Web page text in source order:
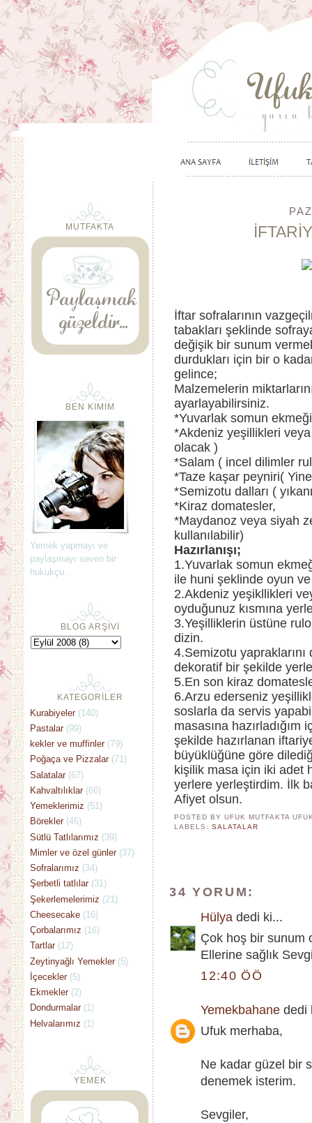
İftar sofralarının
tabakları şeklinde
değişik bir sunum
durdukları için bir o
gelince;
Malzemelerin
ayarlayabilirsiniz.
*Yuvarlak somun
*Akdeniz yeşillikleri veya
olacak )
*Salam ( incel dilimler
*Taze kaşar peyniri(
*Semizotu dalları (
*Kiraz domatesler,
*Maydanoz veya siyah
kullanılabilir)
Hazırlanışı;
1.Yuvarlak somun
ile huni şeklinde oyun ve
2.Akdeniz yeşikllikleri
oyduğunuz kısmına
3.Yeşilliklerin üstüne
dizin.
4.Semizotu
dekoratif bir şekilde
5.En son kiraz
6.Arzu ederseniz
soslarla da servis
masasına
şekilde hazırlanan
büyüklüğüne göre
kişilik masa için iki adet
yerlere yerleştirdim. İlk
Afiyet olsun.
POSTED BY UFUK MUTFAKTA
LABELS:SALATALAR
34 YORUM:
Hülya dedi ki...
Çok hoş bir sunum
Ellerine sağlık
12:40 ÖÖ
Yemekbahane dedi
Ufuk merhaba,
Ne kadar güzel bir
denemek isterim.
Sevgiler,
MUTFAKTA
BEN KIMIM
Yemek yapmayı ve
paylaşmayı seven bir
hukukçu..
BLOG ARŞİVİ
KATEGORİLER
Kurabiyeler (140)
Pastalar (99)
kekler ve muffinler (79)
Poğaça ve Pizzalar (71)
Salatalar (67)
Kahvaltılıklar (66)
Yemeklerimiz (51)
Börekler (46)
Sütlü Tatlılarımız (39)
Mimler ve özel günler (37)
Sofralarımız (34)
Şerbetli tatlılar (31)
Şekerlemelerimiz (21)
Cheesecake (16)
Çorbalarımız (16)
Tartlar (12)
Zeytinyağlı Yemekler (5)
İçecekler (5)
Ekmekler (2)
Dondurmalar (1)
Helvalarımız (1)
YEMEK